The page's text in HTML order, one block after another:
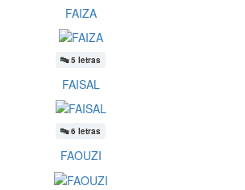
FAIZA
🔤5 letras
FAISAL
🔤6 letras
FAOUZI